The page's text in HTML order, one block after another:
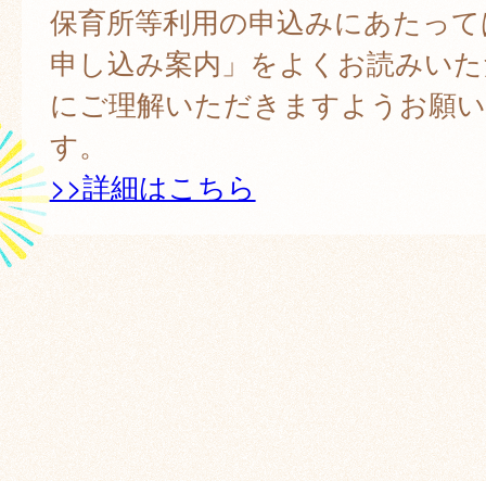
保育所等利用の申込みにあたっ
申し込み案内」をよくお読みい
にご理解いただきますようお願
す。
>>詳細はこちら